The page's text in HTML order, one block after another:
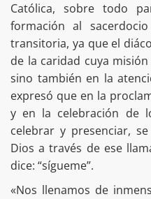
Católica, sobre todo
formación al
transitoria, ya que el
de la caridad cuya
sino también en la
expresó que en la
y en la celebración de
celebrar y presenciar,
Dios a través de ese
dice: “sígueme”.
«Nos llenamos de